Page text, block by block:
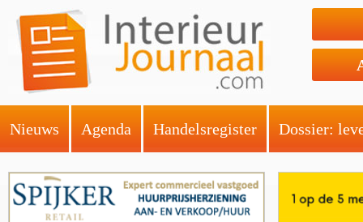
Nieuws Agenda Handelsregister Dossier: